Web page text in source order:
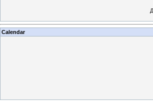
Calendar